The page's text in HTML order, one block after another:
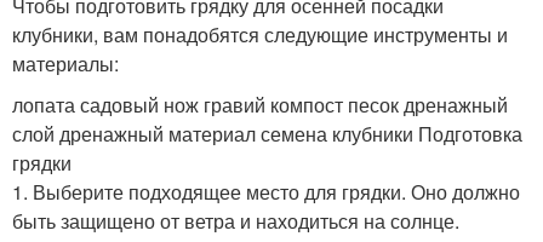
клубники, вам понадобятся следующие инструменты и
материалы:
лопата садовый нож гравий компост песок дренажный
слой дренажный материал семена клубники Подготовка
грядки
1. Выберите подходящее место для грядки. Оно должно
быть защищено от ветра и находиться на солнце.